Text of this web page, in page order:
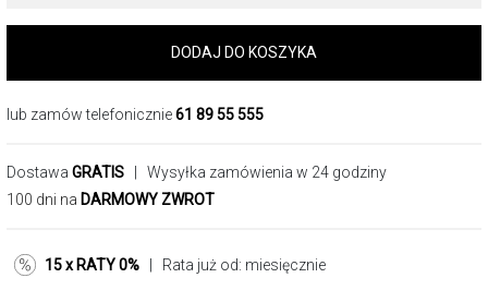
DODAJ DO KOSZYKA
lub zamów telefonicznie61 89 55 555
Dostawa GRATIS | Wysyłka zamówienia w 24 godziny
100 dni na DARMOWY ZWROT
15 x RATY 0% | Rata już od: miesięcznie